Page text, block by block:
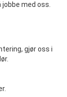
med oss.
gjør oss i